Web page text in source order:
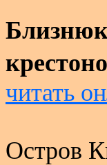
читать
Остров